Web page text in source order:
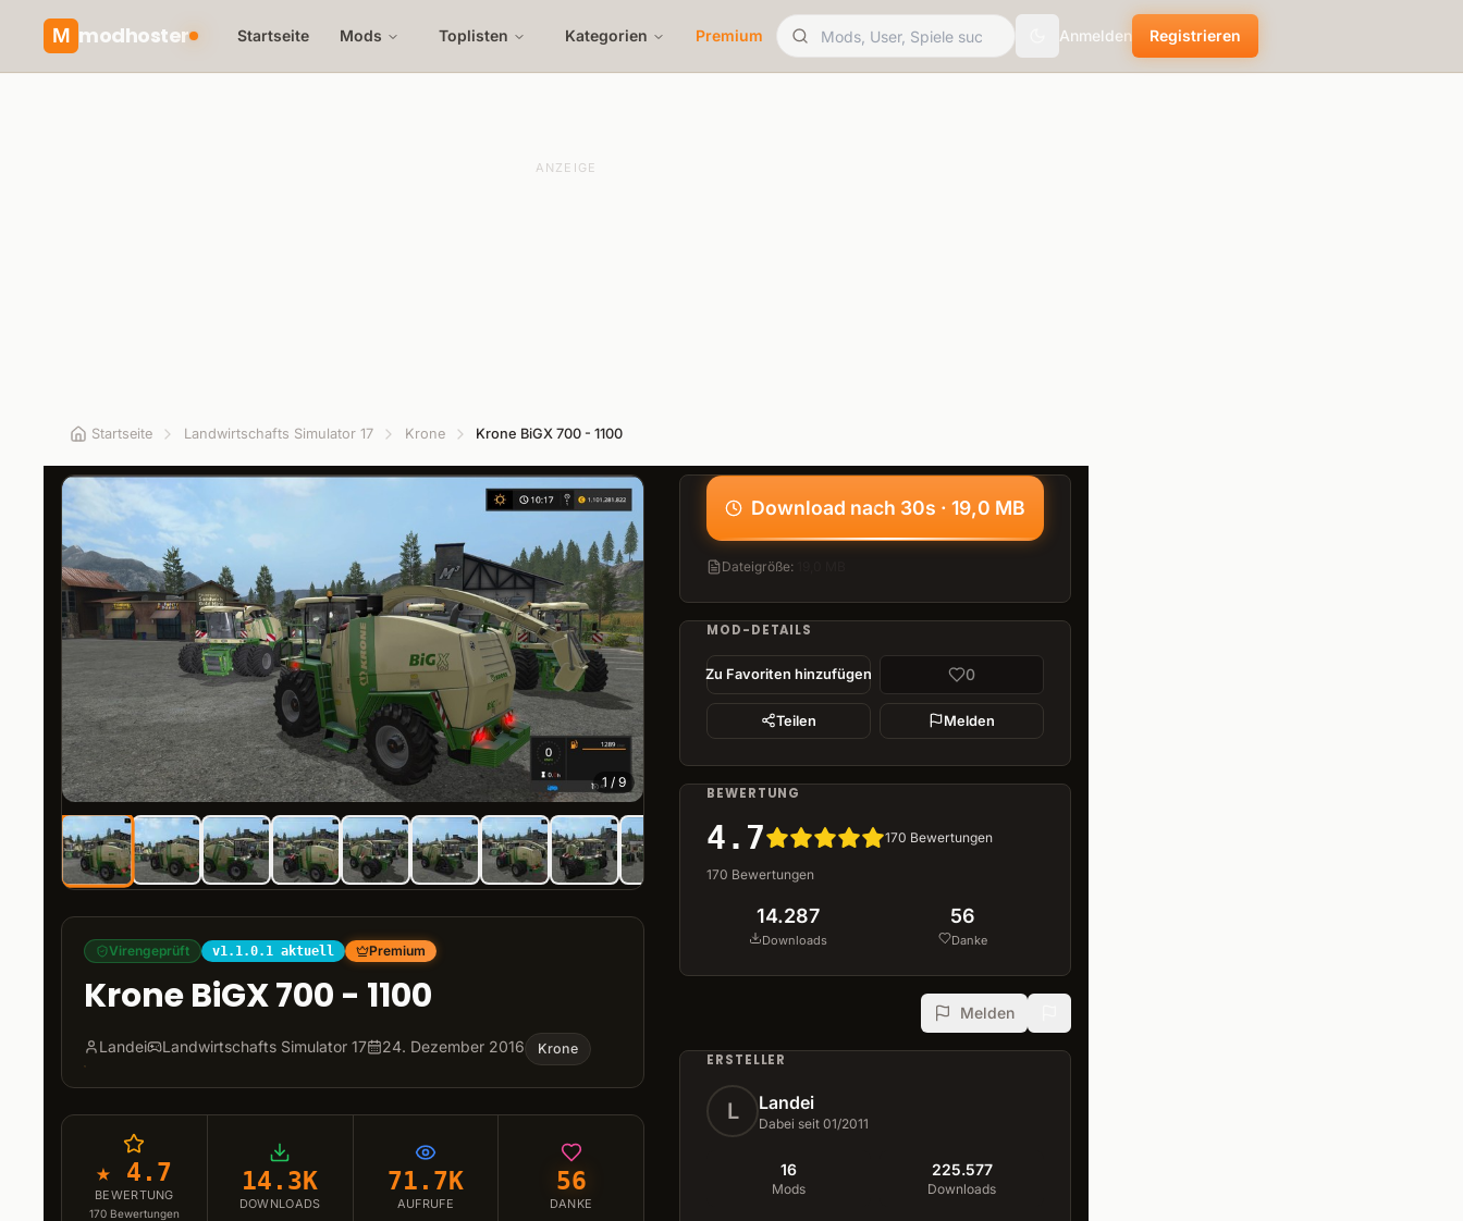
M modhoster Startseite Mods Toplisten Kategorien Premium Toggle theme
Anmelden Registrieren
ANZEIGE
Startseite Landwirtschafts Simulator 17 Krone Krone BiGX 700 - 1100
1 / 9
Virengeprüft v1.1.0.1 aktuell Premium
Krone BiGX 700 - 1100
Landei Landwirtschafts Simulator 17 24. Dezember 2016 Krone
★ 4.7
BEWERTUNG
170 Bewertungen
14.3K
DOWNLOADS
71.7K
AUFRUFE
56
DANKE
Download nach 30s · 19,0 MB
Dateigröße:
MOD-DETAILS
Zu Favoriten hinzufügen 0
Teilen Melden
BEWERTUNG
4.7 170 Bewertungen
170 Bewertungen
14.287
Downloads
56
Danke
Melden
ERSTELLER
L Landei
Dabei seit 01/2011
16
Mods
225.577
Downloads